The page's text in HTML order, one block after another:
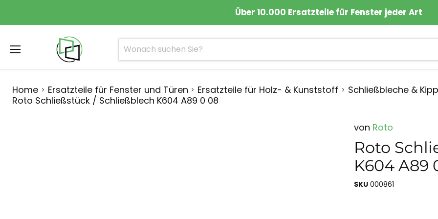
Über 10.000 Ersatzteile für Fenster jeder Art
Home
Ersatzteile für Fenster und Türen Ersatzteile für Holz- & Kunststoff
Schließbleche &
Roto Schließstück / Schließblech K604 A89 0 08
von Roto
Roto
K604 A89
SKU 000861